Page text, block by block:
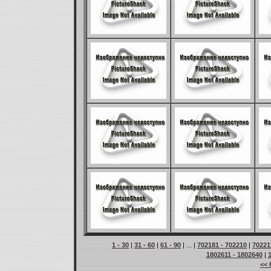
1 - 30 | 31 - 60 | 61 - 90 | ... | 702181 - 702210 |
1802611 - 1802640|
<<